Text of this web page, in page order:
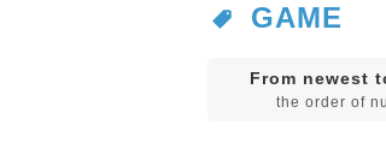
GAME
From newest
the order of